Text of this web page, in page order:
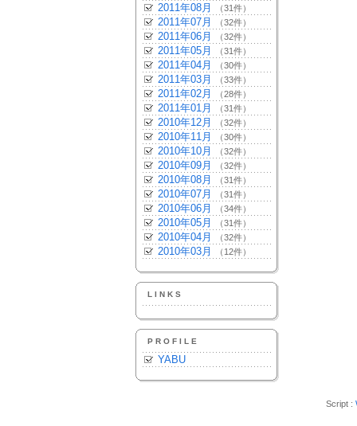
2011年08月 （31件）
2011年07月 （32件）
2011年06月 （32件）
2011年05月 （31件）
2011年04月 （30件）
2011年03月 （33件）
2011年02月 （28件）
2011年01月 （31件）
2010年12月 （32件）
2010年11月 （30件）
2010年10月 （32件）
2010年09月 （32件）
2010年08月 （31件）
2010年07月 （31件）
2010年06月 （34件）
2010年05月 （31件）
2010年04月 （32件）
2010年03月 （12件）
LINKS
PROFILE
YABU
Script :